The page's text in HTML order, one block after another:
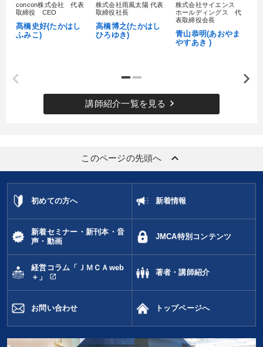
concon株式会社 代表
取締役 CEO
髙橋史好(たかはし
ふみこ)
株式会社雨風太陽 代表
取締役社長
高橋博之(たかはし
ひろゆき)
株式会社サイエンス
ホールディングス 代
表取締役会長
青山恭明(あおやま
やすあき )
講師紹介一覧を見る keyboard_arrow_right
このページの先頭へ keyboard_arrow_up
初めての方へ 新着情報
新着セミナー・新刊本・音
声・動画
JMCA特別コンテンツ
経営コラム「ＪＭＣＡweb
＋」
open_in_new
著者・講師紹介
お問い合わせ トップページへ